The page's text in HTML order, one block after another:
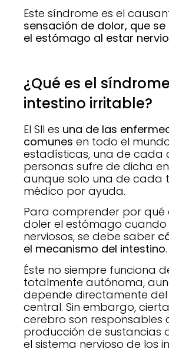
Este síndrome es el
sensación de dolor, que
el estómago al estar
¿Qué es el
intestino irritable?
El SII es una de las
comunes en todo el
estadísticas, una de cada
personas sufre de dicha
aunque solo una de cada
médico por ayuda.
Para comprender por qué
doler el estómago
nerviosos, se debe saber
el mecanismo del intestino.
Éste no siempre funciona
totalmente autónoma,
depende directamente del
central. Sin embargo,
cerebro son responsables
producción de sustancias
el sistema nervioso de los